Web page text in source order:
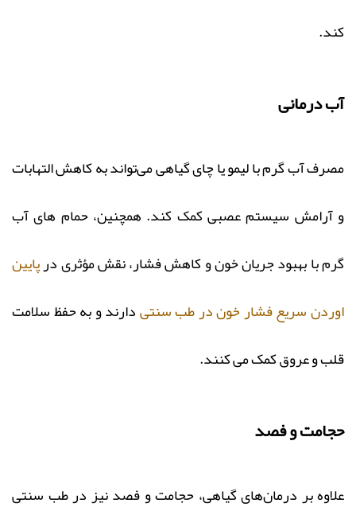
کند.
آب درمانی
مصرف آب گرم با لیمو یا چای گیاهی می‌تواند به کاهش التهابات
و آرامش سیستم عصبی کمک کند. همچنین، حمام‌ های آب
گرم با بهبود جریان خون و کاهش فشار، نقش مؤثری درپایین
اوردن سریع فشار خون در طب سنتیدارند و به حفظ سلامت
قلب و عروق کمک می‌ کنند.
حجامت و فصد
علاوه بر درمان‌های گیاهی، حجامت و فصد نیز در طب سنتی